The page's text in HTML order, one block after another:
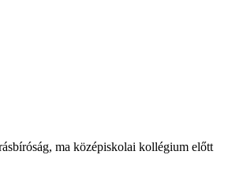
ma középiskolai kollégium előtt